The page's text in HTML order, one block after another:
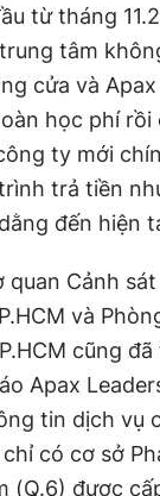
từ tháng
tâm
cửa và Apax
học phí rồi
ty mới
trả tiền
đến hiện
quan Cảnh
và
cũng
Apax
tin dịch vụ
có cơ sở
(Q.6) được